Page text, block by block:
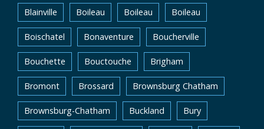
Blainville Boileau Boileau Boileau
Boischatel Bonaventure Boucherville
Bouchette Bouctouche Brigham
Bromont Brossard Brownsburg Chatham
Brownsburg-Chatham Buckland Bury